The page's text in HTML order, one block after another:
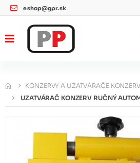
eshop@gpr.sk
KONZERVY A UZATVÁRAČE KONZERV
UZATVÁRAČ KONZERV RUČNÝ